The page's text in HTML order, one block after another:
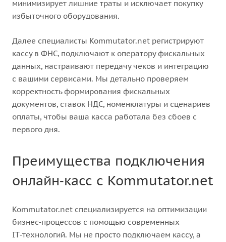
минимизирует лишние траты и исключает покупку
избыточного оборудования.
Далее специалисты Kommutator.net регистрируют
кассу в ФНС, подключают к оператору фискальных
данных, настраивают передачу чеков и интеграцию
с вашими сервисами. Мы детально проверяем
корректность формирования фискальных
документов, ставок НДС, номенклатуры и сценариев
оплаты, чтобы ваша касса работала без сбоев с
первого дня.
Преимущества подключения
онлайн‑касс с Kommutator.net
Kommutator.net специализируется на оптимизации
бизнес‑процессов с помощью современных
IT‑технологий. Мы не просто подключаем кассу, а